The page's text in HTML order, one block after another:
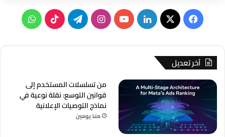
فيسبوك
‫X لينكدإن‫YouTubeانستقرامتيلقرام‫TikTok
آخر تعديل
من تسلسلات المستخدم إلى
قوانين التوسع: نقلة نوعية في
نماذج التوصيات الإعلانية
منذ يومين